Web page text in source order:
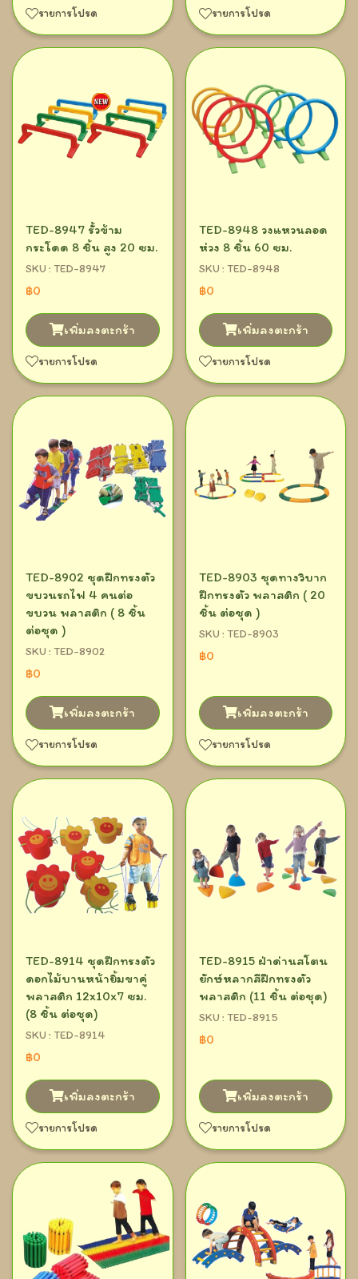
รายการโปรด รายการโปรด
TED-8947 รั้วข้าม
กระโดด 8 ชิ้น สูง 20 ซม.
SKU : TED-8947
฿0
เพิ่มลงตะกร้า
รายการโปรด
TED-8948 วงแหวนลอด
ห่วง 8 ชิ้น 60 ซม.
SKU : TED-8948
฿0
เพิ่มลงตะกร้า
รายการโปรด
TED-8902 ชุดฝึกทรงตัว
ขบวนรถไฟ 4 คนต่อ
ขบวน พลาสติก ( 8 ชิ้น
ต่อชุด )
SKU : TED-8902
฿0
เพิ่มลงตะกร้า
รายการโปรด
TED-8903 ชุดทางวิบาก
ฝึกทรงตัว พลาสติก ( 20
ชิ้น ต่อชุด )
SKU : TED-8903
฿0
เพิ่มลงตะกร้า
รายการโปรด
TED-8914 ชุดฝึกทรงตัว
ดอกไม้บานหน้ายิ้มขาคู่
พลาสติก 12x10x7 ซม.
(8 ชิ้น ต่อชุด)
SKU : TED-8914
฿0
เพิ่มลงตะกร้า
รายการโปรด
TED-8915 ฝ่าด่านสโตน
ยักษ์หลากสีฝึกทรงตัว
พลาสติก (11 ชิ้น ต่อชุด)
SKU : TED-8915
฿0
เพิ่มลงตะกร้า
รายการโปรด